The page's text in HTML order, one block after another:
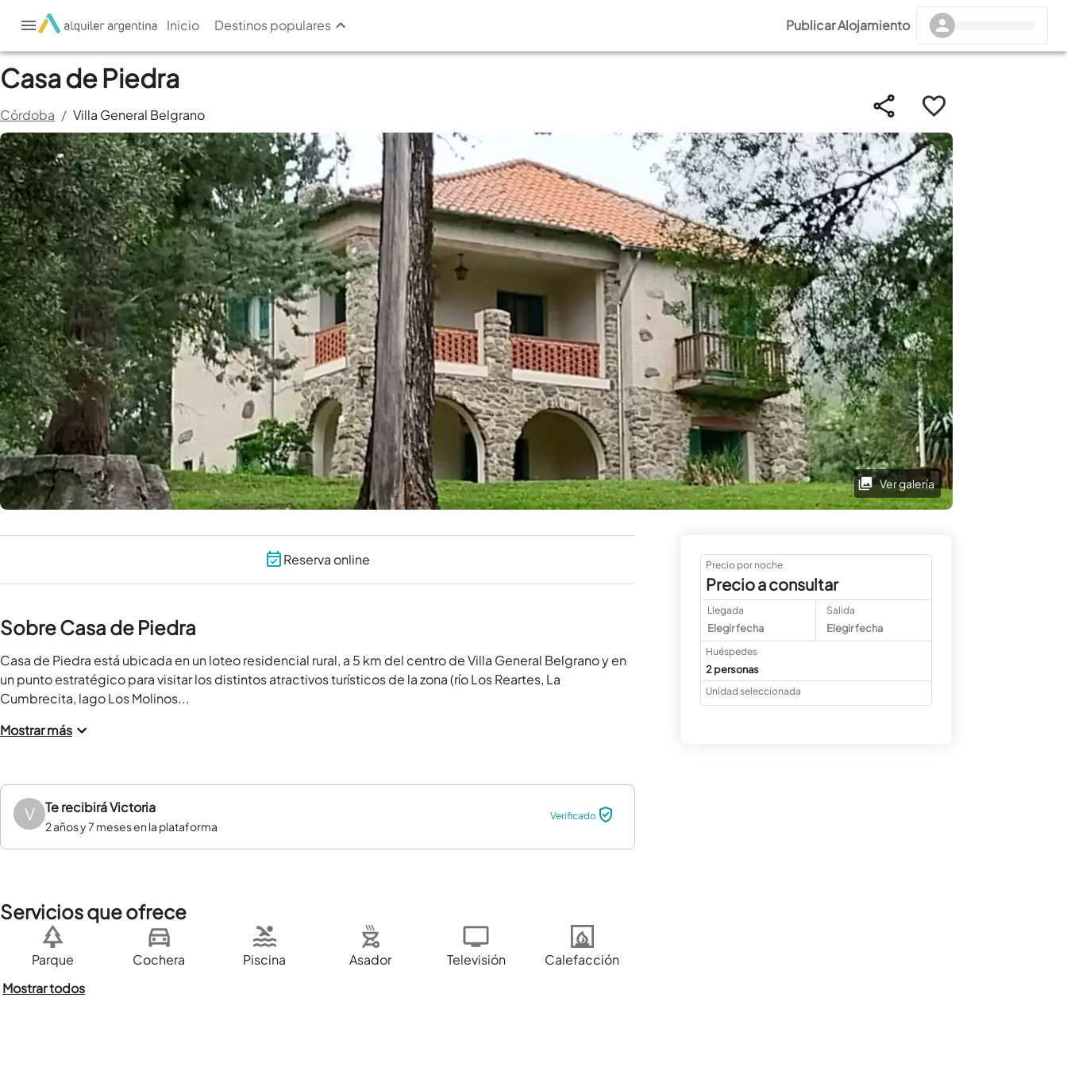
Inicio Destinos populares Publicar Alojamiento
Casa de Piedra
Córdoba / Villa General Belgrano
Ver galería
Reserva online
Sobre Casa de Piedra
Casa de Piedra está ubicada en un loteo residencial rural, a 5 km del centro de Villa General Belgrano y en
un punto estratégico para visitar los distintos atractivos turísticos de la zona (río Los Reartes, La
Cumbrecita, lago Los Molinos...
Mostrar más
V Te recibiráVictoria
2 años y 7 meses en la plataforma
Verificado
Servicios que ofrece
Parque Cochera Piscina Asador Televisión
Calefacción
Mostrar todos
Precio por noche
Precio a consultar
Llegada
Elegir fecha
Salida
Elegir fecha
Huéspedes
2 personas
Unidad seleccionada